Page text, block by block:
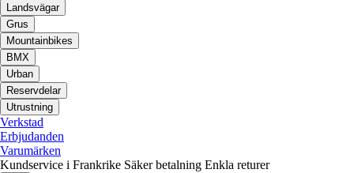
Landsvägar
Grus
Mountainbikes
BMX
Urban
Reservdelar
Utrustning
Verkstad
Erbjudanden
Varumärken
Kundservice i Frankrike Säker betalning Enkla returer